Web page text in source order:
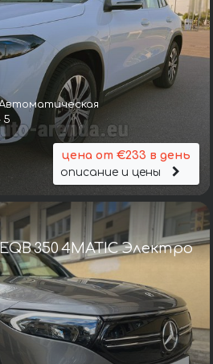
5
цена от €233 в день
описание и цены
350 4MATIC Электро